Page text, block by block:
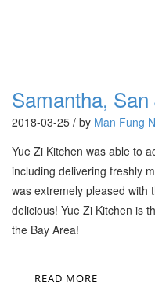
Samantha,
2018-03-25 / by Man Fung
Yue Zi Kitchen was able to
including delivering freshly
was extremely pleased with
delicious! Yue Zi Kitchen is
the Bay Area!
READ MORE